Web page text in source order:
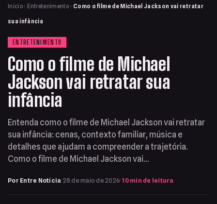
Início › Entretenimento › Como o filme de Michael Jackson vai retratar
sua infância
ENTRETENIMENTO
Como o filme de Michael
Jackson vai retratar sua
infância
Entenda como o filme de Michael Jackson vai retratar
sua infância: cenas, contexto familiar, música e
detalhes que ajudam a compreender a trajetória.
Como o filme de Michael Jackson vai…
Por Entre Notícia·28 de maio de 2026·10 min de leitura